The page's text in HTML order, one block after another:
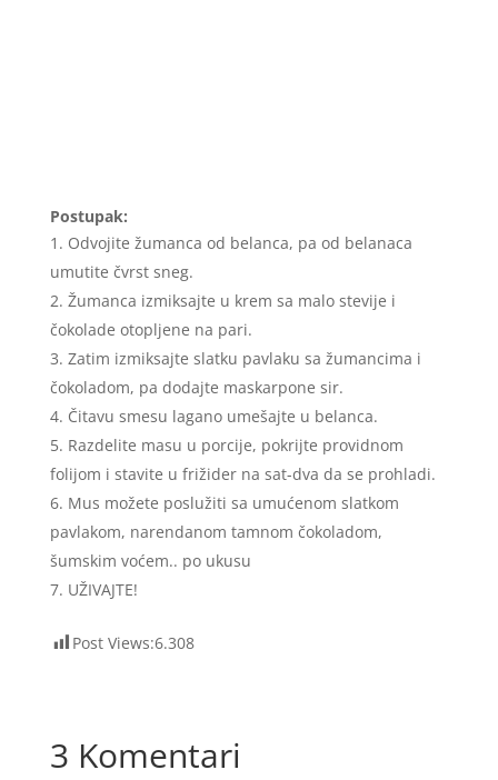
Postupak:
Odvojite žumanca od belanca, pa od belanaca
umutite čvrst sneg.
Žumanca izmiksajte u krem sa malo stevije i
čokolade otopljene na pari.
Zatim izmiksajte slatku pavlaku sa žumancima i
čokoladom, pa dodajte maskarpone sir.
Čitavu smesu lagano umešajte u belanca.
Razdelite masu u porcije, pokrijte providnom
folijom i stavite u frižider na sat-dva da se prohladi.
Mus možete poslužiti sa umućenom slatkom
pavlakom, narendanom tamnom čokoladom,
šumskim voćem.. po ukusu
UŽIVAJTE!
Post Views:6.308
3 Komentari